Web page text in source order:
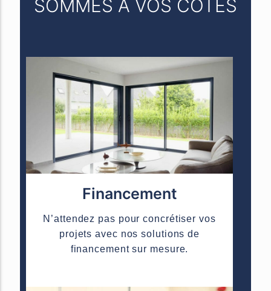
SOMMES À VOS CÔTÉS
Financement
N’attendez pas pour concrétiser vos
projets avec nos solutions de
financement sur mesure.